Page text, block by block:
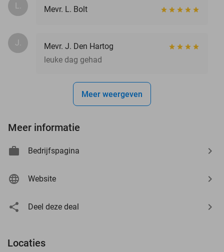
L. Mevr. L. Bolt
J.
Mevr. J. Den Hartog
leuke dag gehad
Meer weergeven
Meer informatie
Bedrijfspagina
Website
Deel deze deal
Locaties